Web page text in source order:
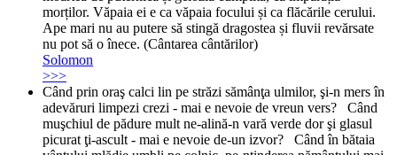
morților. Văpaia ei e ca văpaia focului și ca flăcările cerului.
Ape mari nu au putere să stingă dragostea și fluvii revărsate
nu pot să o înece. (Cântarea cântărilor)
Solomon
>>>
Când prin oraş calci lin pe străzi sămânţa ulmilor, şi-n mers în
adevăruri limpezi crezi - mai e nevoie de vreun vers? Când
muşchiul de pădure mult ne-alină-n vară verde dor şi glasul
picurat ţi-ascult - mai e nevoie de-un izvor? Când în bătaia